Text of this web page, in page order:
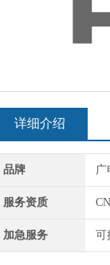
详细介绍
品牌 广
服务资质
加急服务 可